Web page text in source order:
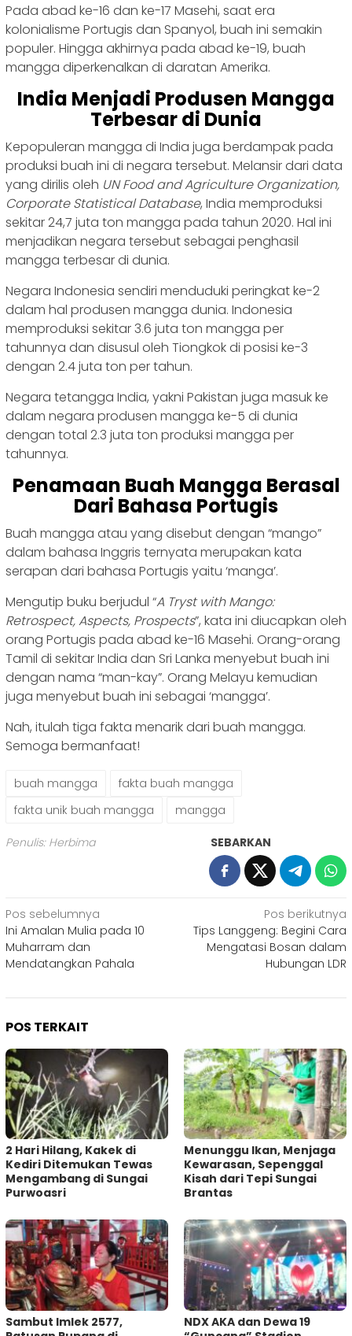
Pada abad ke-16 dan ke-17 Masehi, saat era
kolonialisme Portugis dan Spanyol, buah ini semakin
populer. Hingga akhirnya pada abad ke-19, buah
mangga diperkenalkan di daratan Amerika.
India Menjadi Produsen Mangga
Terbesar di Dunia
Kepopuleran mangga di India juga berdampak pada
produksi buah ini di negara tersebut. Melansir dari data
yang dirilis oleh UN Food and Agriculture Organization,
Corporate Statistical Database, India memproduksi
sekitar 24,7 juta ton mangga pada tahun 2020. Hal ini
menjadikan negara tersebut sebagai penghasil
mangga terbesar di dunia.
Negara Indonesia sendiri menduduki peringkat ke-2
dalam hal produsen mangga dunia. Indonesia
memproduksi sekitar 3.6 juta ton mangga per
tahunnya dan disusul oleh Tiongkok di posisi ke-3
dengan 2.4 juta ton per tahun.
Negara tetangga India, yakni Pakistan juga masuk ke
dalam negara produsen mangga ke-5 di dunia
dengan total 2.3 juta ton produksi mangga per
tahunnya.
Penamaan Buah Mangga Berasal
Dari Bahasa Portugis
Buah mangga atau yang disebut dengan “mango”
dalam bahasa Inggris ternyata merupakan kata
serapan dari bahasa Portugis yaitu ‘manga’.
Mengutip buku berjudul “A Tryst with Mango:
Retrospect, Aspects, Prospects”, kata ini diucapkan oleh
orang Portugis pada abad ke-16 Masehi. Orang-orang
Tamil di sekitar India dan Sri Lanka menyebut buah ini
dengan nama “man-kay”. Orang Melayu kemudian
juga menyebut buah ini sebagai ‘mangga’.
Nah, itulah tiga fakta menarik dari buah mangga.
Semoga bermanfaat!
buah mangga
fakta buah mangga
fakta unik buah mangga
mangga
Penulis: Herbima SEBARKAN
Navigasi
pos
Pos sebelumnya
Ini Amalan Mulia pada 10
Muharram dan
Mendatangkan Pahala
Pos berikutnya
Tips Langgeng: Begini Cara
Mengatasi Bosan dalam
Hubungan LDR
POS TERKAIT
2 Hari Hilang, Kakek di
Kediri Ditemukan Tewas
Mengambang di Sungai
Purwoasri
Menunggu Ikan, Menjaga
Kewarasan, Sepenggal
Kisah dari Tepi Sungai
Brantas
Sambut Imlek 2577,
NDX AKA dan Dewa 19